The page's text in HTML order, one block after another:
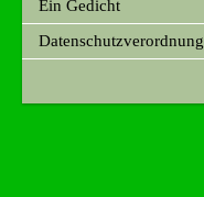
Ein Gedicht
Datenschutzverordnung